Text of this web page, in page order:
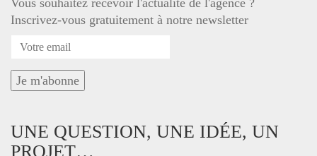
Inscrivez-vous gratuitement à notre newsletter
UNE QUESTION, UNE IDÉE, UN
PROJET…